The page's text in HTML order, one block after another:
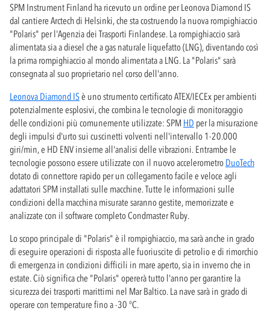
SPM Instrument Finland ha ricevuto un ordine per Leonova Diamond IS
dal cantiere Arctech di Helsinki, che sta costruendo la nuova rompighiaccio
"Polaris" per l'Agenzia dei Trasporti Finlandese. La rompighiaccio sarà
alimentata sia a diesel che a gas naturale liquefatto (LNG), diventando così
la prima rompighiaccio al mondo alimentata a LNG. La "Polaris" sarà
consegnata al suo proprietario nel corso dell'anno.
Leonova Diamond ISè uno strumento certificato ATEX/IECEx per ambienti
potenzialmente esplosivi, che combina le tecnologie di monitoraggio
delle condizioni più comunemente utilizzate: SPM HD per la misurazione
degli impulsi d'urto sui cuscinetti volventi nell'intervallo 1-20.000
giri/min, e HD ENV insieme all'analisi delle vibrazioni. Entrambe le
tecnologie possono essere utilizzate con il nuovo accelerometro DuoTech
dotato di connettore rapido per un collegamento facile e veloce agli
adattatori SPM installati sulle macchine. Tutte le informazioni sulle
condizioni della macchina misurate saranno gestite, memorizzate e
analizzate con il software completo Condmaster Ruby.
Lo scopo principale di "Polaris" è il rompighiaccio, ma sarà anche in grado
di eseguire operazioni di risposta alle fuoriuscite di petrolio e di rimorchio
di emergenza in condizioni difficili in mare aperto, sia in inverno che in
estate. Ciò significa che "Polaris" opererà tutto l'anno per garantire la
sicurezza dei trasporti marittimi nel Mar Baltico. La nave sarà in grado di
operare con temperature fino a -30 °C.